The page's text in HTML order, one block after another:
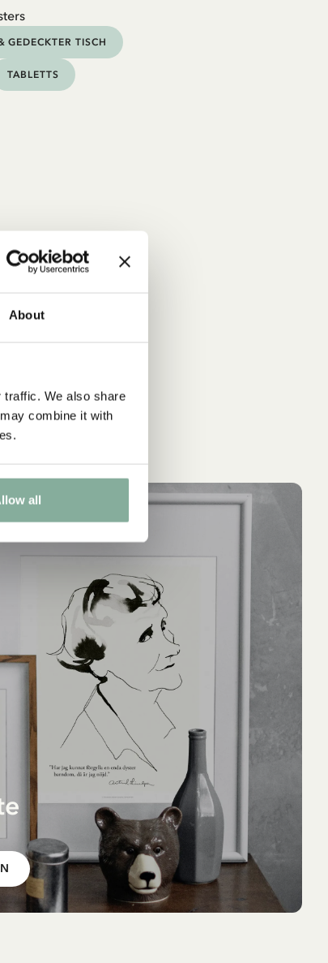
About
traffic. We also share
combine it with
all
GEDECKTER TISCH
TABLETTS
IN DEN WARENKORB
Astrid Lindgren - Poster des Monats
ASTRID LINDGREN